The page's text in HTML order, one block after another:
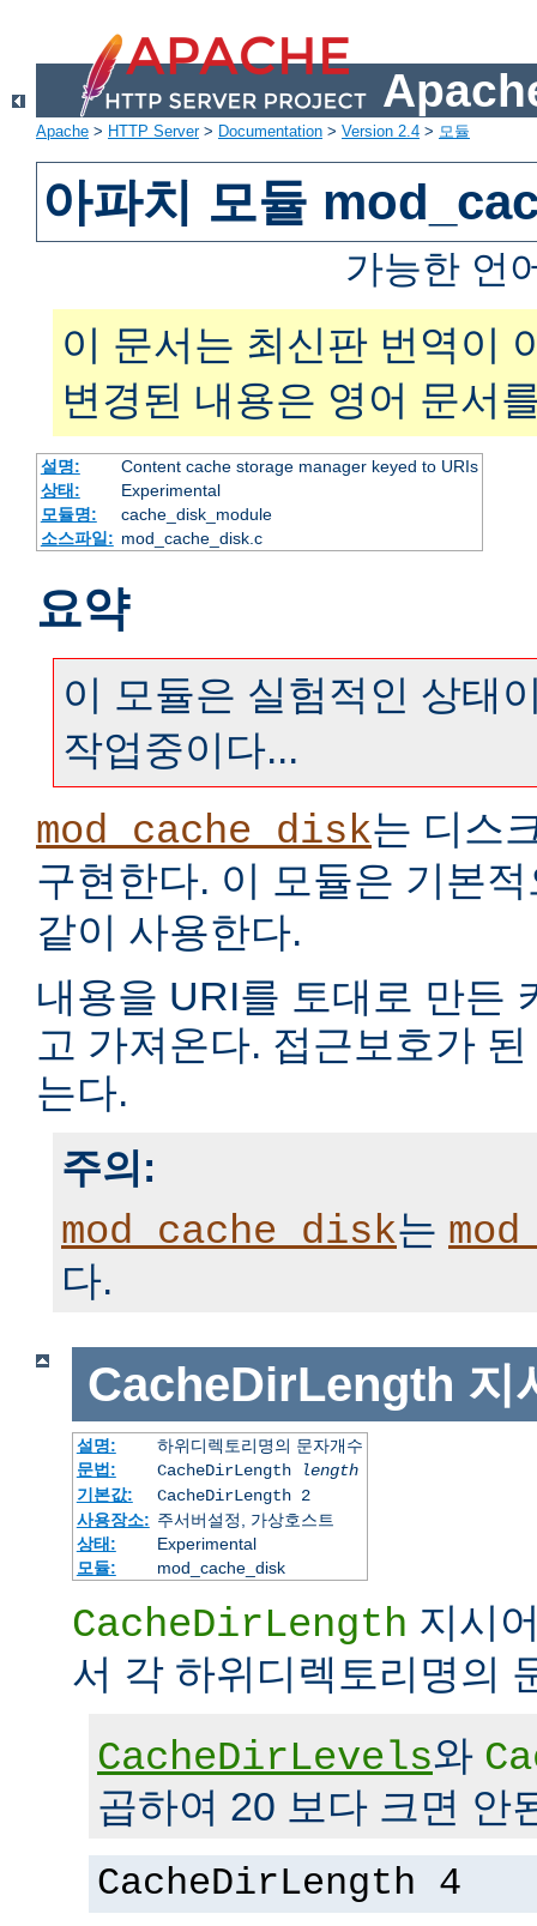
Apache > HTTP Server> Documentation > Version 2.4 > 모듈
아파치 모듈
가능한 언
이 문서는 최신판 번역이
변경된 내용은 영어 문서
설명:
Content cache storage manager keyed to URIs
상태:
Experimental
모듈명:
cache_disk_module
소스파일: mod_cache_disk.c
요약
이 모듈은 실험적인 상태
작업중이다...
mod_cache_disk는 디스
구현한다. 이 모듈은 기본
같이 사용한다.
내용을 URI를 토대로 만든
고 가져온다. 접근보호가
는다.
주의:
mod_cache_disk는
다.
CacheDirLength 지
설명:
하위디렉토리명의 문자개수
문법:
CacheDirLength
length
기본값:
CacheDirLength 2
사용장소: 주서버설정, 가상호스트
상태:
Experimental
모듈:
mod_cache_disk
CacheDirLength 지시
서 각 하위디렉토리명의
CacheDirLevels와
곱하여 20 보다 크면 안
CacheDirLength 4